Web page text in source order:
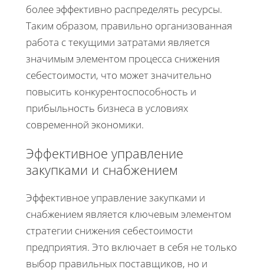
более эффективно распределять ресурсы.
Таким образом, правильно организованная
работа с текущими затратами является
значимым элементом процесса снижения
себестоимости, что может значительно
повысить конкурентоспособность и
прибыльность бизнеса в условиях
современной экономики.
Эффективное управление
закупками и снабжением
Эффективное управление закупками и
снабжением является ключевым элементом
стратегии снижения себестоимости
предприятия. Это включает в себя не только
выбор правильных поставщиков, но и